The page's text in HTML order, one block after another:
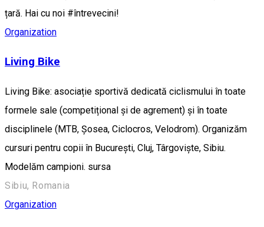
țară. Hai cu noi #întrevecini!
Organization
Living Bike
Living Bike: asociație sportivă dedicată ciclismului în toate
formele sale (competițional și de agrement) și în toate
disciplinele (MTB, Șosea, Ciclocros, Velodrom). Organizăm
cursuri pentru copii în București, Cluj, Târgoviște, Sibiu.
Modelăm campioni. sursa
Sibiu, Romania
Organization